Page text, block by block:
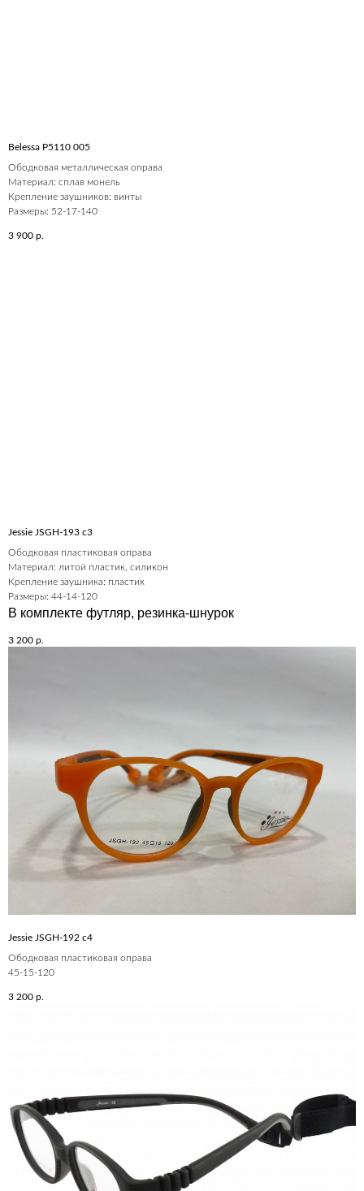
Belessa P5110 005
Ободковая металлическая оправа
Материал: сплав монель
Крепление заушников: винты
Размеры: 52-17-140
3 900 р.
Jessie JSGH-193 c3
Ободковая пластиковая оправа
Материал: литой пластик, силикон
Крепление заушника: пластик
Размеры: 44-14-120
В комплекте футляр, резинка-шнурок
3 200 р.
Jessie JSGH-192 c4
Ободковая пластиковая оправа
45-15-120
3 200 р.